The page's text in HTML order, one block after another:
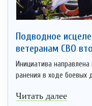
Подводное
ветеранам СВО
Инициатива
ранения в ходе боевых
Читать далее